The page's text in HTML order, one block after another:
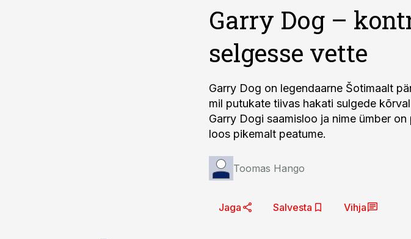
Garry Dog –
selgesse vette
Garry Dog on legendaarne Šotimaalt
mil putukate tiivas hakati sulgede
Garry Dogi saamisloo ja nime ümber
loos pikemalt peatume.
Toomas Hango
Jaga Salvesta Vihja